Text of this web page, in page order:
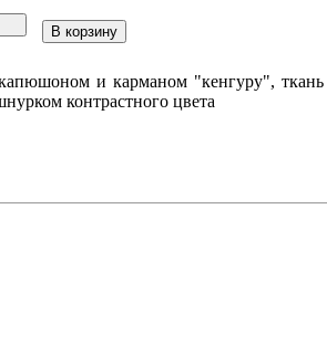
и карманом "кенгуру",
контрастного цвета